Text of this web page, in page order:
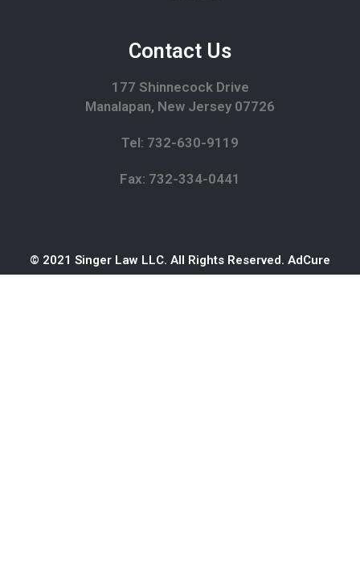
Contact Us
177 Shinnecock Drive
Manalapan, New Jersey 07726
Tel: 732-630-9119
Fax: 732-334-0441
© 2021 Singer Law LLC. All Rights Reserved. AdCure